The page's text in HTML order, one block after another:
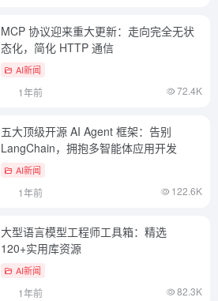
MCP 协议迎来重大更新：走向完全无状
态化，简化 HTTP 通信
AI新闻
1年前 72.4K
五大顶级开源 AI Agent 框架：告别
LangChain，拥抱多智能体应用开发
AI新闻
1年前 122.6K
大型语言模型工程师工具箱：精选
120+实用库资源
AI新闻
1年前 82.3K